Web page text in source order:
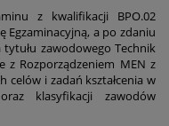
z kwalifikacji BPO.02
Egzaminacyjną, a po zdaniu
zawodowego Technik
z Rozporządzeniem MEN z
celów i zadań kształcenia w
klasyfikacji zawodów